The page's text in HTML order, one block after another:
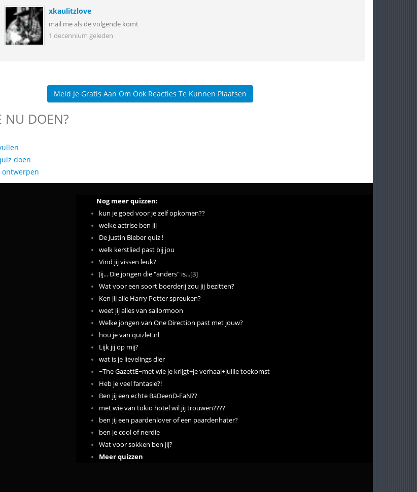
xkaulitzlove
mail me als de volgende komt
1 decennium geleden
Meld Je Gratis Aan Om Ook Reacties Te Kunnen Plaatsen
NU DOEN?
doen
ontwerpen
Nog meer quizzen:
kun je goed voor je zelf opkomen??
welke actrise ben jij
De Justin Bieber quiz !
welk kerstlied past bij jou
Vind jij vissen leuk?
Jij... Die jongen die "anders" is...[3]
Wat voor een soort boerderij zou jij bezitten?
Ken jij alle Harry Potter spreuken?
weet jij alles van sailormoon
Welke jongen van One Direction past met jouw?
hou je van quizlet.nl
Lijk jij op mij?
wat is je lievelings dier
~The GazettE~met wie je krijgt+je verhaal+jullie toekomst
Heb je veel fantasie?!
Ben jij een echte BaDeenD-FaN??
met wie van tokio hotel wil jij trouwen????
ben jij een paardenlover of een paardenhater?
ben je cool of nerdie
Wat voor sokken ben jij?
Meer quizzen